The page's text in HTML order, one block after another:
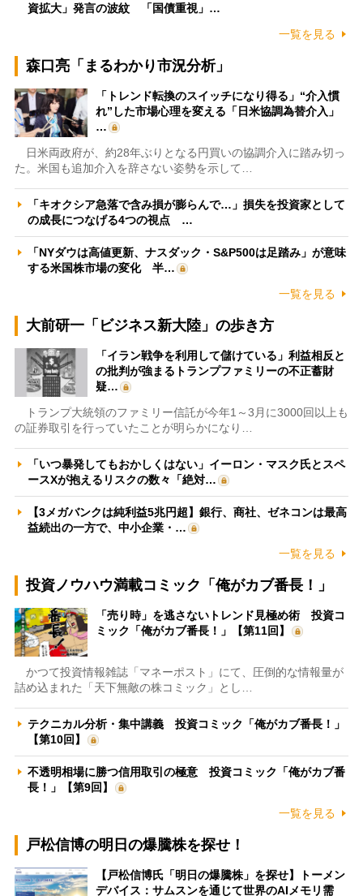
資拡大」発言の波紋 「国債重視」…
一覧を見る
森口亮「まるわかり市況分析」
「トレンド転換のスイッチになり得る」“介入慣
れ”した市場心理を変える「日米協調為替介入」
…
日米両政府が、約28年ぶりとなる円買いの協調介入に踏み切っ
た。米国も追加介入を辞さない姿勢を示して…
「キオクシア急落で含み損が膨らんで…」損失を投資家として
の成長につなげる4つの視点 …
「NYダウは高値更新、ナスダック・S&P500は足踏み」が意味
する米国株市場の変化 半…
一覧を見る
大前研一「ビジネス新大陸」の歩き方
「イラン戦争を利用して儲けている」利益相反と
の批判が強まるトランプファミリーの不正蓄財
疑…
トランプ大統領のファミリー信託が今年1～3月に3000回以上も
の証券取引を行っていたことが明らかになり…
「いつ暴発してもおかしくはない」イーロン・マスク氏とスペ
ースXが抱えるリスクの数々「絶対…
【3メガバンクは純利益5兆円超】銀行、商社、ゼネコンは最高
益続出の一方で、中小企業・…
一覧を見る
投資ノウハウ満載コミック「俺がカブ番長！」
「売り時」を逃さないトレンド見極め術 投資コ
ミック「俺がカブ番長！」【第11回】
かつて投資情報雑誌「マネーポスト」にて、圧倒的な情報量が
詰め込まれた「天下無敵の株コミック」とし…
テクニカル分析・集中講義 投資コミック「俺がカブ番長！」
【第10回】
不透明相場に勝つ信用取引の極意 投資コミック「俺がカブ番
長！」【第9回】
一覧を見る
戸松信博の明日の爆騰株を探せ！
【戸松信博氏「明日の爆騰株」を探せ】トーメン
デバイス：サムスンを通じて世界のAIメモリ需